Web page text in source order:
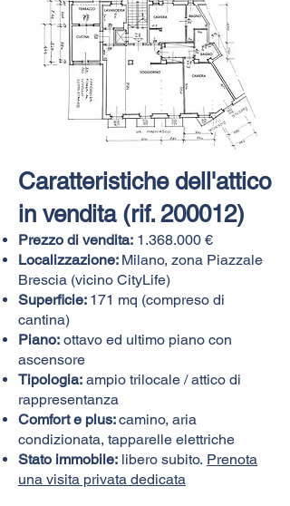
​Caratteristiche dell'attico
in vendita (rif. 200012)
Prezzo di vendita: 1.368.000 €
Localizzazione: Milano, zona Piazzale
Brescia (vicino CityLife)
Superficie: 171 mq (compreso di
cantina)
Piano: ottavo ed ultimo piano con
ascensore
Tipologia: ampio trilocale / attico di
rappresentanza
Comfort e plus:camino, aria
condizionata, tapparelle elettriche
Stato immobile: libero subito. Prenota
una visita privata dedicata